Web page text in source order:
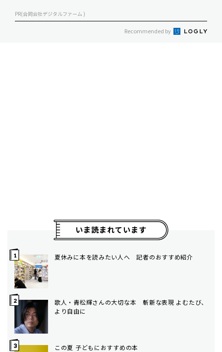
PR(合同会社デジタルファーム )
Recommended by
いま読まれています
夏休みに本を読みたい人へ 記者のおすすめ紹介
歌人・青松輝さんの大切な本 斬新な表現 よむたび、
より自由に
この夏 子どもにおすすめの本